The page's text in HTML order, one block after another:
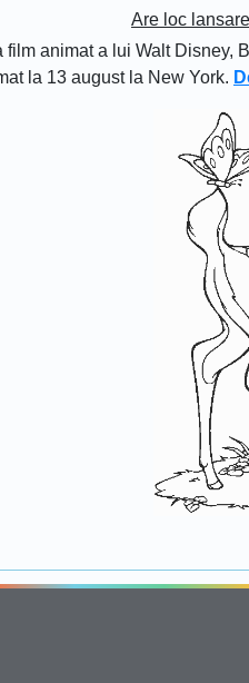
Are loc
film animat a lui Walt
la 13 august la New York.